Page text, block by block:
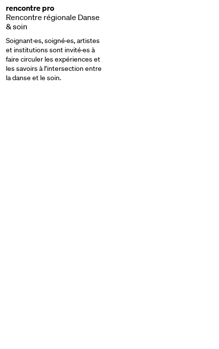
rencontre pro
Rencontre régionale Danse
& soin
Soignant·es, soigné·es, artistes
et institutions sont invité·es à
faire circuler les expériences et
les savoirs à l’intersection entre
la danse et le soin.